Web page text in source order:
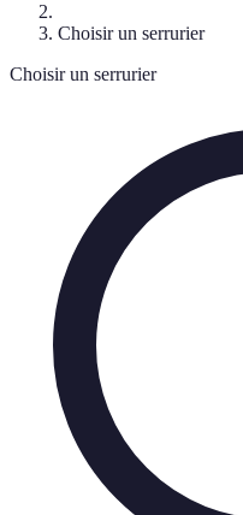
Choisir un serrurier
Choisir un serrurier